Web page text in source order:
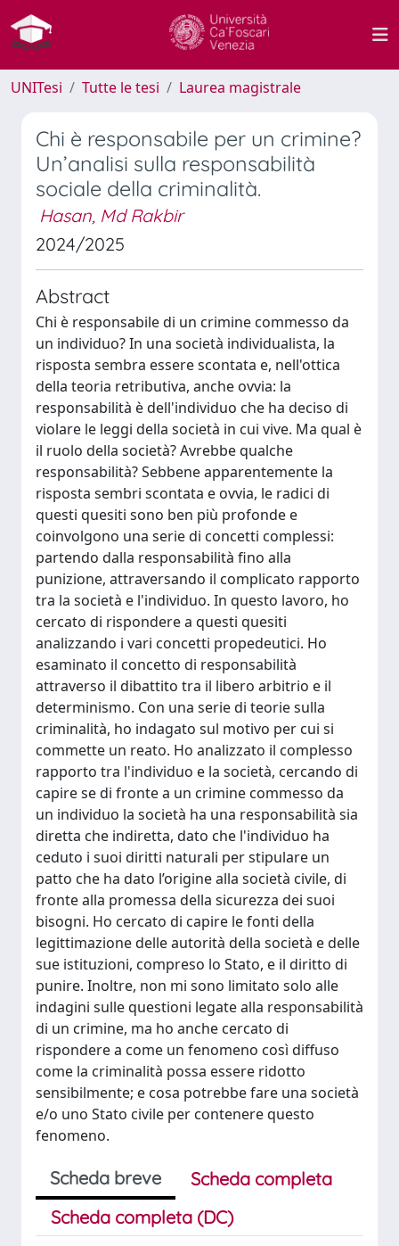
UNITesi Tutte le tesi Laurea magistrale
Chi è responsabile per un crimine?
Un’analisi sulla responsabilità
sociale della criminalità.
Hasan, Md Rakbir
2024/2025
Abstract
Chi è responsabile di un crimine commesso da
un individuo? In una società individualista, la
risposta sembra essere scontata e, nell'ottica
della teoria retributiva, anche ovvia: la
responsabilità è dell'individuo che ha deciso di
violare le leggi della società in cui vive. Ma qual è
il ruolo della società? Avrebbe qualche
responsabilità? Sebbene apparentemente la
risposta sembri scontata e ovvia, le radici di
questi quesiti sono ben più profonde e
coinvolgono una serie di concetti complessi:
partendo dalla responsabilità fino alla
punizione, attraversando il complicato rapporto
tra la società e l'individuo. In questo lavoro, ho
cercato di rispondere a questi quesiti
analizzando i vari concetti propedeutici. Ho
esaminato il concetto di responsabilità
attraverso il dibattito tra il libero arbitrio e il
determinismo. Con una serie di teorie sulla
criminalità, ho indagato sul motivo per cui si
commette un reato. Ho analizzato il complesso
rapporto tra l'individuo e la società, cercando di
capire se di fronte a un crimine commesso da
un individuo la società ha una responsabilità sia
diretta che indiretta, dato che l'individuo ha
ceduto i suoi diritti naturali per stipulare un
patto che ha dato l’origine alla società civile, di
fronte alla promessa della sicurezza dei suoi
bisogni. Ho cercato di capire le fonti della
legittimazione delle autorità della società e delle
sue istituzioni, compreso lo Stato, e il diritto di
punire. Inoltre, non mi sono limitato solo alle
indagini sulle questioni legate alla responsabilità
di un crimine, ma ho anche cercato di
rispondere a come un fenomeno così diffuso
come la criminalità possa essere ridotto
sensibilmente; e cosa potrebbe fare una società
e/o uno Stato civile per contenere questo
fenomeno.
Scheda breve
Scheda completa
Scheda completa (DC)